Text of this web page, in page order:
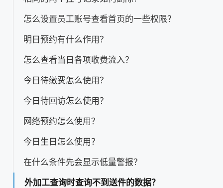
怎么设置员工账号查看首页的一些权限？
明日预约有什么作用？
怎么查看当日各项收费流入？
今日待缴费怎么使用？
今日待回访怎么使用？
网络预约怎么使用？
今日生日怎么使用？
在什么条件先会显示低量警报？
外加工查询时查询不到送件的数据？